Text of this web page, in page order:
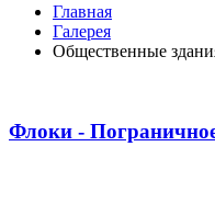
Главная
Галерея
Общественные
Флоки -